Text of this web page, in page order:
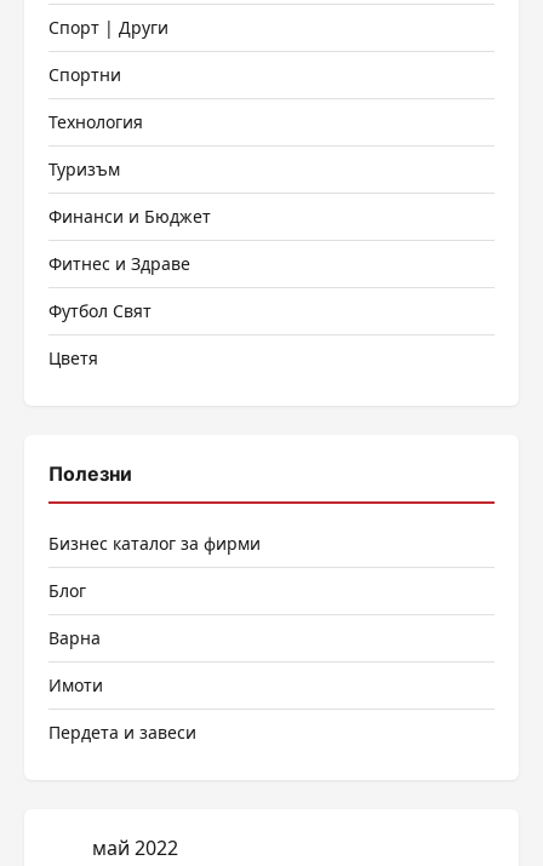
Спорт | Други
Спортни
Технология
Туризъм
Финанси и Бюджет
Фитнес и Здраве
Футбол Свят
Цветя
Полезни
Бизнес каталог за фирми
Блог
Варна
Имоти
Пердета и завеси
май 2022